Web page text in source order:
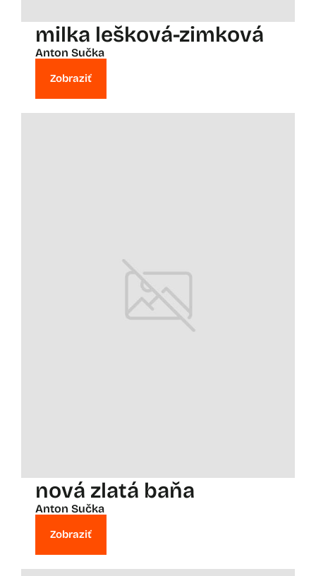
milka lešková-zimková
Anton Sučka
Zobraziť
nová zlatá baňa
Anton Sučka
Zobraziť